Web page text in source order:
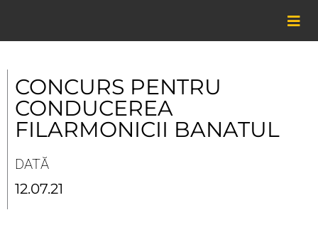
content
CONCURS PENTRU
CONDUCEREA
FILARMONICII BANATUL
DATĂ
12.07.21